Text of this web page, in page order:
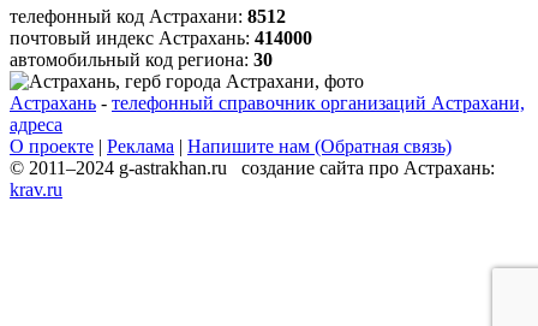
телефонный код Астрахани: 8512
почтовый индекс Астрахань: 414000
автомобильный код региона: 30
Астрахань - телефонный справочник организаций Астрахани,
адреса
О проекте | Реклама | Напишите нам (Обратная связь)
© 2011–2024 g-astrakhan.ru создание сайта про Астрахань:
krav.ru